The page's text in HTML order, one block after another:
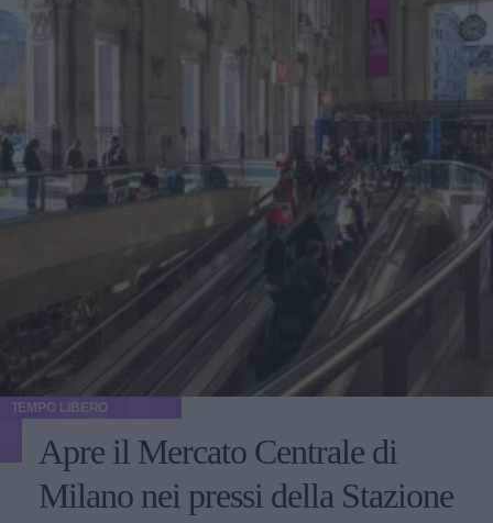
TEMPO LIBERO
Apre il Mercato Centrale di
Milano nei pressi della Stazione